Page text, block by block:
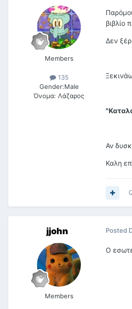
Members
135
Gender:Male
Όνομα: Λάζαρος
βιβλίο
Δεν
Αν
Καλη
jjohn
Members
Posted
Ο